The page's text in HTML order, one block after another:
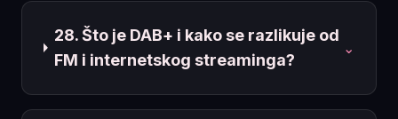
28. Što je DAB+ i kako se razlikuje od
FM i internetskog streaminga?
⌄